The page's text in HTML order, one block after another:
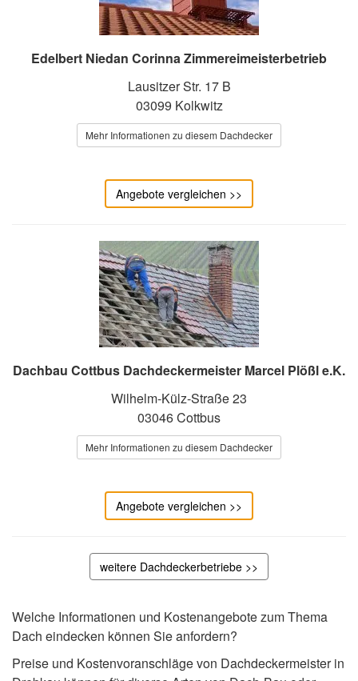
Edelbert Niedan Corinna Zimmereimeisterbetrieb
Lausitzer Str. 17 B
03099 Kolkwitz
Mehr Informationen zu diesem Dachdecker
Angebote vergleichen >>
Dachbau Cottbus Dachdeckermeister Marcel Plößl e.K.
Wilhelm-Külz-Straße 23
03046 Cottbus
Mehr Informationen zu diesem Dachdecker
Angebote vergleichen >>
weitere Dachdeckerbetriebe >>
Welche Informationen und Kostenangebote zum Thema
Dach eindecken können Sie anfordern?
Preise und Kostenvoranschläge von Dachdeckermeister in